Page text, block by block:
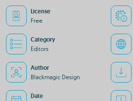
License
Free
Category
Editors
Author
Blackmagic Design
Date